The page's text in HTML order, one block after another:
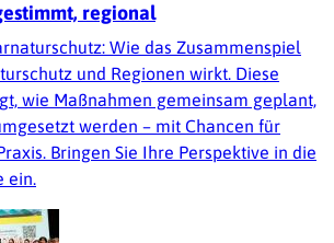
regional
Wie das Zusammenspiel
und Regionen wirkt. Diese
wie Maßnahmen gemeinsam geplant,
werden – mit Chancen für
Bringen Sie Ihre Perspektive in die
ein.